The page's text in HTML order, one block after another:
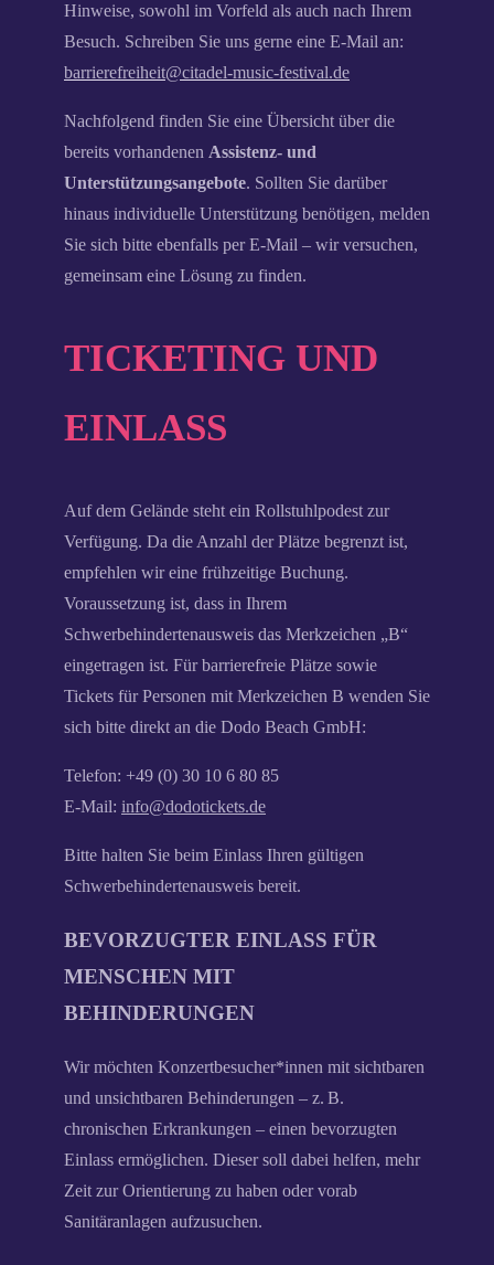
Hinweise, sowohl im Vorfeld als auch nach Ihrem
Besuch. Schreiben Sie uns gerne eine E-Mail an:
barrierefreiheit@citadel-music-festival.de
Nachfolgend finden Sie eine Übersicht über die
bereits vorhandenen Assistenz- und
Unterstützungsangebote. Sollten Sie darüber
hinaus individuelle Unterstützung benötigen, melden
Sie sich bitte ebenfalls per E-Mail – wir versuchen,
gemeinsam eine Lösung zu finden.
TICKETING UND
EINLASS
Auf dem Gelände steht ein Rollstuhlpodest zur
Verfügung. Da die Anzahl der Plätze begrenzt ist,
empfehlen wir eine frühzeitige Buchung.
Voraussetzung ist, dass in Ihrem
Schwerbehindertenausweis das Merkzeichen „B“
eingetragen ist. Für barrierefreie Plätze sowie
Tickets für Personen mit Merkzeichen B wenden Sie
sich bitte direkt an die Dodo Beach GmbH:
Telefon: +49 (0) 30 10 6 80 85
E-Mail: info@dodotickets.de
Bitte halten Sie beim Einlass Ihren gültigen
Schwerbehindertenausweis bereit.
BEVORZUGTER EINLASS FÜR
MENSCHEN MIT
BEHINDERUNGEN
Wir möchten Konzertbesucher*innen mit sichtbaren
und unsichtbaren Behinderungen – z. B.
chronischen Erkrankungen – einen bevorzugten
Einlass ermöglichen. Dieser soll dabei helfen, mehr
Zeit zur Orientierung zu haben oder vorab
Sanitäranlagen aufzusuchen.